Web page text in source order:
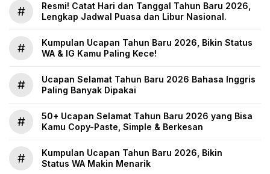
#
Resmi! Catat Hari dan Tanggal Tahun Baru 2026,
Lengkap Jadwal Puasa dan Libur Nasional.
#
Kumpulan Ucapan Tahun Baru 2026, Bikin Status
WA & IG Kamu Paling Kece!
#
Ucapan Selamat Tahun Baru 2026 Bahasa Inggris
Paling Banyak Dipakai
#
50+ Ucapan Selamat Tahun Baru 2026 yang Bisa
Kamu Copy-Paste, Simple & Berkesan
#
Kumpulan Ucapan Tahun Baru 2026, Bikin
Status WA Makin Menarik